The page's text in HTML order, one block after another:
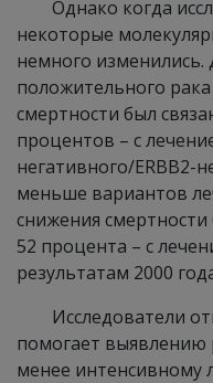
Однако когда
некоторые
немного изменились.
положительного
смертности был
процентов – с
негативного/ERBB2-
меньше вариантов
снижения
52 процента – с
результатам 2000
Исследователи
помогает выявлению
менее